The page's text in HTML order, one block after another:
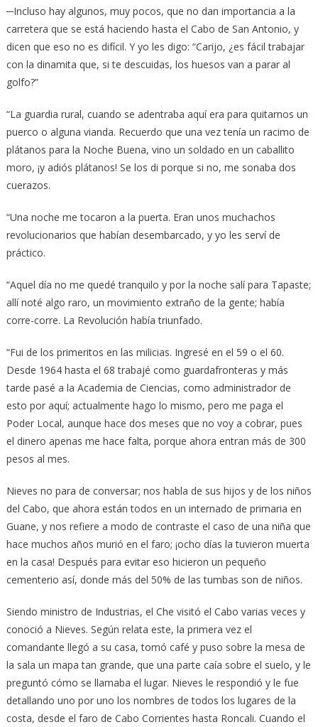
─Incluso hay algunos, muy pocos, que no dan importancia a la
carretera que se está haciendo hasta el Cabo de San Antonio, y
dicen que eso no es difícil. Y yo les digo: “Carijo, ¿es fácil trabajar
con la dinamita que, si te descuidas, los huesos van a parar al
golfo?”
“La guardia rural, cuando se adentraba aquí era para quitarnos un
puerco o alguna vianda. Recuerdo que una vez tenía un racimo de
plátanos para la Noche Buena, vino un soldado en un caballito
moro, ¡y adiós plátanos! Se los di porque si no, me sonaba dos
cuerazos.
“Una noche me tocaron a la puerta. Eran unos muchachos
revolucionarios que habían desembarcado, y yo les serví de
práctico.
“Aquel día no me quedé tranquilo y por la noche salí para Tapaste;
allí noté algo raro, un movimiento extraño de la gente; había
corre-corre. La Revolución había triunfado.
“Fui de los primeritos en las milicias. Ingresé en el 59 o el 60.
Desde 1964 hasta el 68 trabajé como guardafronteras y más
tarde pasé a la Academia de Ciencias, como administrador de
esto por aquí; actualmente hago lo mismo, pero me paga el
Poder Local, aunque hace dos meses que no voy a cobrar, pues
el dinero apenas me hace falta, porque ahora entran más de 300
pesos al mes.
Nieves no para de conversar; nos habla de sus hijos y de los niños
del Cabo, que ahora están todos en un internado de primaria en
Guane, y nos refiere a modo de contraste el caso de una niña que
hace muchos años murió en el faro; ¡ocho días la tuvieron muerta
en la casa! Después para evitar eso hicieron un pequeño
cementerio así, donde más del 50% de las tumbas son de niños.
Siendo ministro de Industrias, el Che visitó el Cabo varias veces y
conoció a Nieves. Según relata este, la primera vez el
comandante llegó a su casa, tomó café y puso sobre la mesa de
la sala un mapa tan grande, que una parte caía sobre el suelo, y le
preguntó cómo se llamaba el lugar. Nieves le respondió y le fue
detallando uno por uno los nombres de todos los lugares de la
costa, desde el faro de Cabo Corrientes hasta Roncali. Cuando el